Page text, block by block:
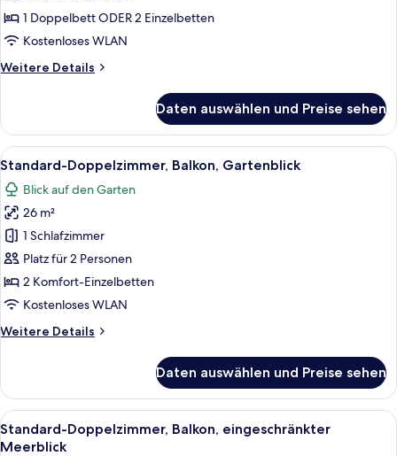
Meerblick
(Unique)
1 Doppelbett ODER 2 Einzelbetten
Kostenloses WLAN
Weitere Details
Weitere
Doppelzimmer,
Balkon,
Meerblick
Daten auswählen und Preise sehen
Alle
Fotos
für
Standard-
Doppelzimmer,
Balkon,
Gartenblick
anzeigen
Ein Hotelzimmer mit einem großen
4
Standard-Doppelzimmer, Balkon, Gartenblick
Blick auf den Garten
26 m²
1 Schlafzimmer
Platz für 2 Personen
2 Komfort-Einzelbetten
Kostenloses WLAN
Weitere Details
Weitere
Doppelzimmer,
Balkon,
Gartenblick
Daten auswählen und Preise sehen
Alle
Fotos
Ein Hotelzimmer mit Bett,
3
Standard-Doppelzimmer, Balkon, eingeschränkter
Meerblick